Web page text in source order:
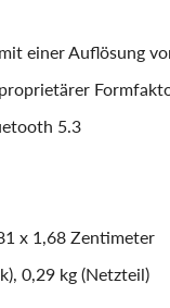
einer Auflösung
5.3
x 1,68 Zentimeter
0,29 kg (Netzteil)